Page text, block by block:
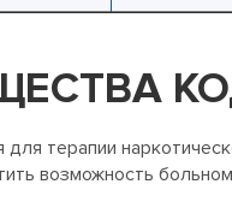
для терапии
возможность